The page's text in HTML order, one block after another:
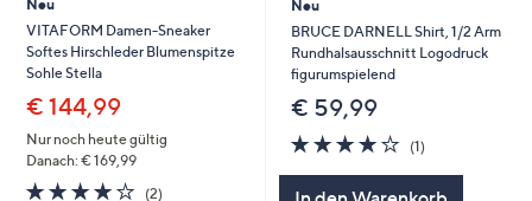
Neu
VITAFORM Damen-Sneaker
Softes Hirschleder Blumenspitze
Sohle Stella
€ 144,99
Nur noch heute gültig
Danach: € 169,99
4.0
(2)2
Neu
BRUCE DARNELL Shirt, 1/2 Arm
Rundhalsausschnitt Logodruck
figurumspielend
€ 59,99
4.0
von
(1)1